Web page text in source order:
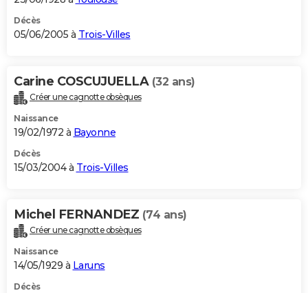
Décès
05/06/2005 à Trois-Villes
Carine COSCUJUELLA (32 ans)
Créer une cagnotte obsèques
Naissance
19/02/1972 à Bayonne
Décès
15/03/2004 à Trois-Villes
Michel FERNANDEZ (74 ans)
Créer une cagnotte obsèques
Naissance
14/05/1929 à Laruns
Décès